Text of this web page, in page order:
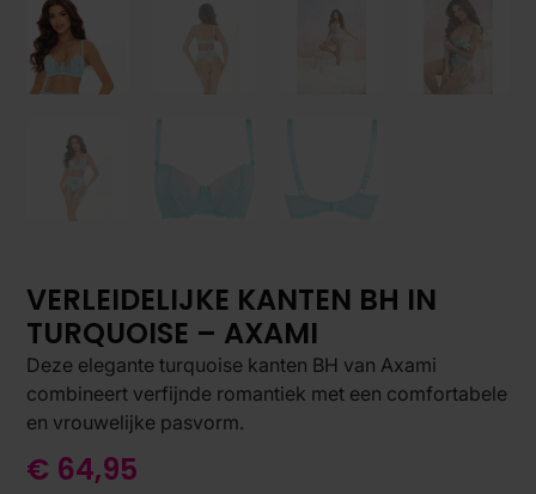
VERLEIDELIJKE KANTEN BH IN
TURQUOISE – AXAMI
Deze elegante turquoise kanten BH van Axami
combineert verfijnde romantiek met een comfortabele
en vrouwelijke pasvorm.
€ 64,95